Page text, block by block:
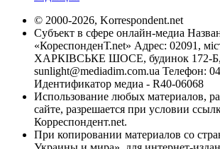
© 2000-2026, Korrespondent.net
Субъект в сфере онлайн-медиа
«КореспонденТ.net» Адрес: 02091,
ХАРКІВСЬКЕ ШОСЕ, будинок 172-Б,
sunlight@mediadim.com.ua Телефон:
Идентификатор медиа - R40-06068
Использование любых материалов,
сайте, разрешается при условии
Корреспондент.net.
При копировании материалов со